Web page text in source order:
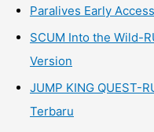
Paralives Early
SCUM Into the Wild-
Version
JUMP KING QUEST-
Terbaru